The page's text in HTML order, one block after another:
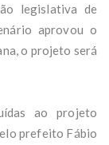
legislativa de
aprovou o
o projeto será
ao projeto
prefeito Fábio